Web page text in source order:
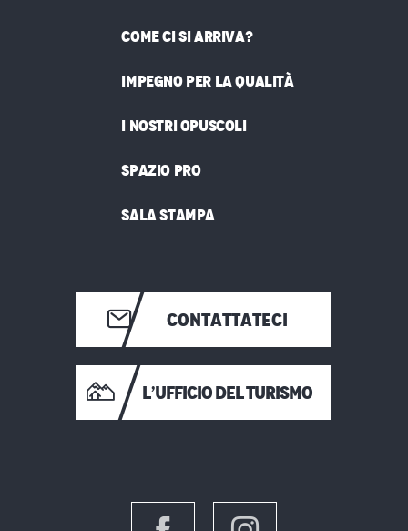
COME CI SI ARRIVA?
IMPEGNO PER LA QUALITÀ
I NOSTRI OPUSCOLI
SPAZIO PRO
SALA STAMPA
CONTATTATECI
L’UFFICIO DEL TURISMO